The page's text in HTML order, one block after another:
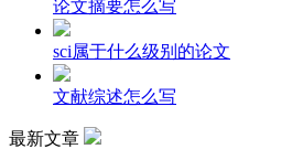
论文摘要怎么写
sci属于什么级别的论文
文献综述怎么写
最新文章